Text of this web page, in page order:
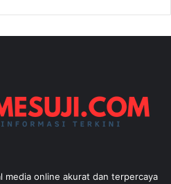
media online akurat dan terpercaya